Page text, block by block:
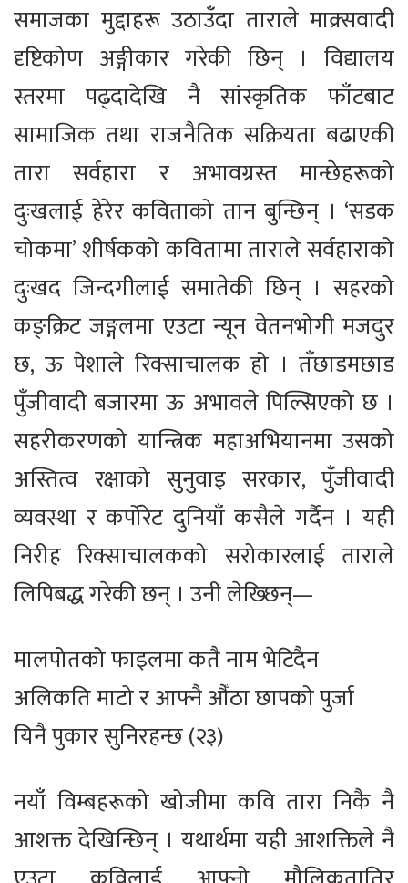
समाजका मुद्दाहरू उठाउँदा ताराले माक्र्सवादी
दृष्टिकोण अङ्गीकार गरेकी छिन् । विद्यालय
स्तरमा पढ्दादेखि नै सांस्कृतिक फाँटबाट
सामाजिक तथा राजनैतिक सक्रियता बढाएकी
तारा सर्वहारा र अभावग्रस्त मान्छेहरूको
दुःखलाई हेरेर कविताको तान बुन्छिन् । ‘सडक
चोकमा’ शीर्षकको कवितामा ताराले सर्वहाराको
दुःखद जिन्दगीलाई समातेकी छिन् । सहरको
कङ्क्रिट जङ्गलमा एउटा न्यून वेतनभोगी मजदुर
छ, ऊ पेशाले रिक्साचालक हो । तँछाडमछाड
पुँजीवादी बजारमा ऊ अभावले पिल्सिएको छ ।
सहरीकरणको यान्त्रिक महाअभियानमा उसको
अस्तित्व रक्षाको सुनुवाइ सरकार, पुँजीवादी
व्यवस्था र कर्पोरेट दुनियाँ कसैले गर्दैन । यही
निरीह रिक्साचालकको सरोकारलाई ताराले
लिपिबद्ध गरेकी छन् । उनी लेख्छिन्—
मालपोतको फाइलमा कतै नाम भेटिदैन
अलिकति माटो र आफ्नै औँठा छापको पुर्जा
यिनै पुकार सुनिरहन्छ (२३)
नयाँ विम्बहरूको खोजीमा कवि तारा निकै नै
आशक्त देखिन्छिन् । यथार्थमा यही आशक्तिले नै